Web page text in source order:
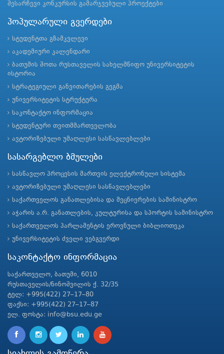
შესარჩევი კონკურსის გამარჯვებული პროექტები
პოპულარული გვერდები
სტუდენტთა გზამკვლევი
აკადემიური კალენდარი
ბათუმის შოთა რუსთაველის სახელმწიფო უნივერსიტეტის
ისტორია
სტრატეგიული განვითარების გეგმა
უნივერსიტეტის სტრუქტურა
საკონტაქტო ინფორმაცია
სტუდენტური თვითმმართველობა
ავტორიზებული უმაღლესი სასწავლებლები
სასარგებლო ბმულები
სასწავლო პროცესის მართვის ელექტრონული სისტემა
ავტორიზებული უმაღლესი სასწავლებლები
საქართველოს განათლებისა და მეცნიერების სამინისტრო
აჭარის ა.რ. განათლების, კულტურისა და სპორტის სამინისტრო
საქართველოს პარლამენტის ეროვნული ბიბლიოთეკა
უნივერსიტეტის ძველი ვებგვერდი
საკონტაქტო ინფორმაცია
საქართველო, ბათუმი, 6010
რუსთაველის/ნინოშვილის ქ. 32/35
ტელ: +995(422) 27–17–80
ფაქსი: +995(422) 27–17–87
ელ. ფოსტა: info@bsu.edu.ge